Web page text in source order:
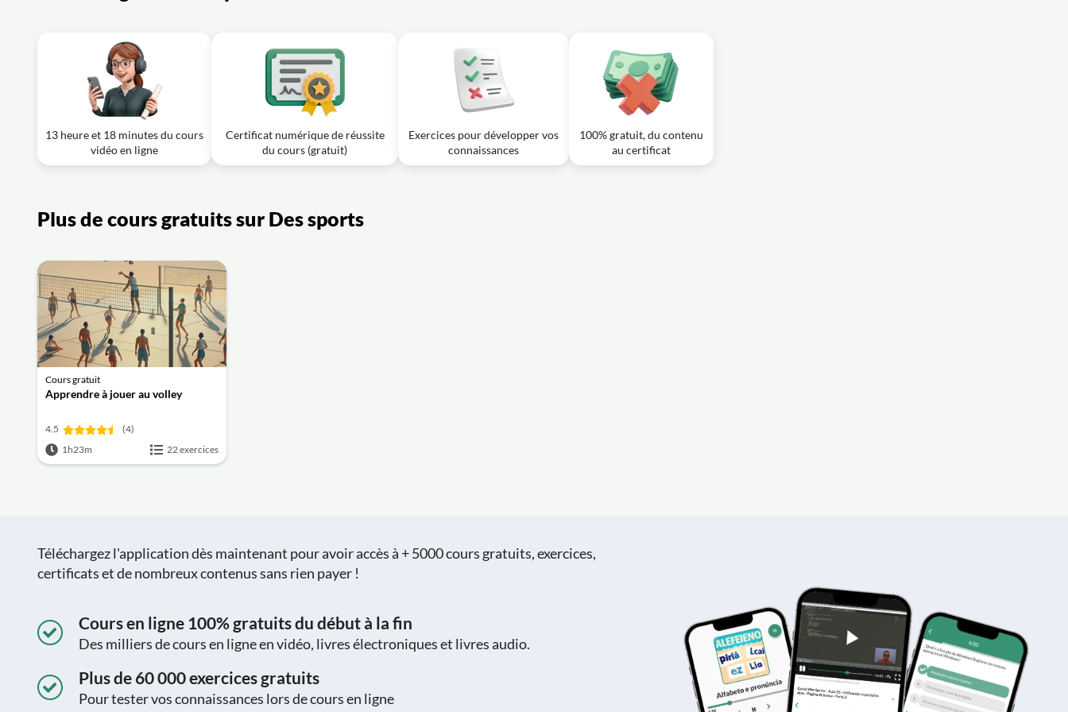
13 heure et 18 minutes du cours
vidéo en ligne
Certificat numérique de réussite
du cours (gratuit)
Exercices pour développer vos
connaissances
100% gratuit, du contenu
au certificat
Plus de cours gratuits sur Des sports
Cours gratuit
Apprendre à jouer au volley
4.5
(4)
1h23m
22 exercices
Téléchargez l'application dès maintenant pour avoir accès à + 5000 cours gratuits, exercices,
certificats et de nombreux contenus sans rien payer !
Cours en ligne 100% gratuits du début à la fin
Des milliers de cours en ligne en vidéo, livres électroniques et livres audio.
Plus de 60 000 exercices gratuits
Pour tester vos connaissances lors de cours en ligne